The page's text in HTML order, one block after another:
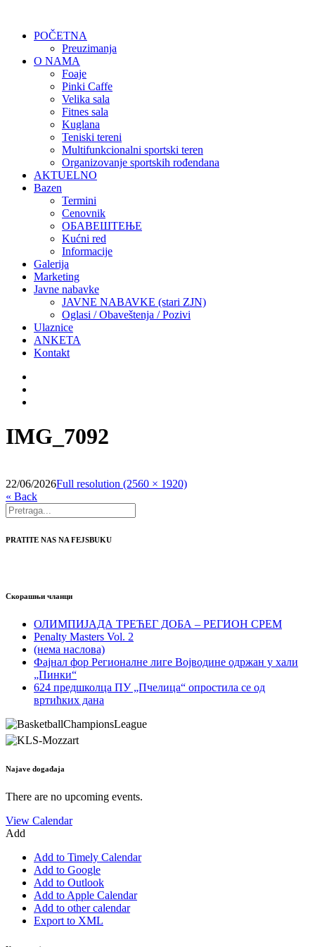
POČETNA
Preuzimanja
O NAMA
Foaje
Pinki Caffe
Velika sala
Fitnes sala
Kuglana
Teniski tereni
Multifunkcionalni sportski teren
Organizovanje sportskih rođendana
AKTUELNO
Bazen
Termini
Cenovnik
ОБАВЕШТЕЊЕ
Kućni red
Informacije
Galerija
Marketing
Javne nabavke
JAVNE NABAVKE (stari ZJN)
Oglasi / Obaveštenja / Pozivi
Ulaznice
ANKETA
Kontakt
IMG_7092
22/06/2026Full resolution (2560 × 1920)
« Back
PRATITE NAS NA FEJSBUKU
Скорашњи чланци
ОЛИМПИЈАДА ТРЕЋЕГ ДОБА – РЕГИОН СРЕМ
Penalty Masters Vol. 2
(нема наслова)
Фајнал фор Регионалне лиге Војводине одржан у хали
„Пинки“
624 предшколца ПУ „Пчелица“ опростила се од
вртићких дана
Najave događaja
There are no upcoming events.
View Calendar
Add
Add to Timely Calendar
Add to Google
Add to Outlook
Add to Apple Calendar
Add to other calendar
Export to XML